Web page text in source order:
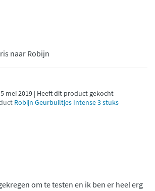
naar Robijn
mei 2019 | Heeft dit product gekocht
Robijn Geurbuiltjes Intense 3 stuks
om te testen en ik ben er heel erg